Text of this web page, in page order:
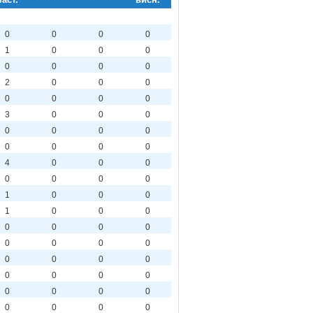
0 0 0
0
1 0 0
0
0 0 0
0
2 0 0
0
0 0 0
0
3 0 0
0
0 0 0
0
0 0 0
0
4 0 0
0
0 0 0
0
1 0 0
0
1 0 0
0
0 0 0
0
0 0 0
0
0 0 0
0
0 0 0
0
0 0 0
0
0 0 0 0